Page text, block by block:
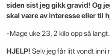
siden sist jeg gikk gravid! Og
skal være av interesse eller til
-Mage uke 23, 2 kilo opp så langt.
HJELP! Selv jeg får litt vondt inni